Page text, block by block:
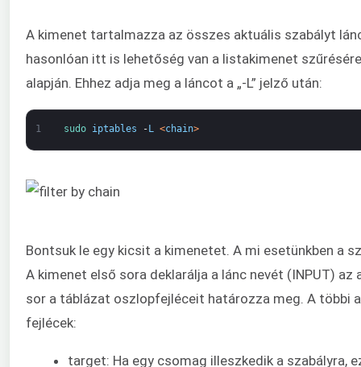
A kimenet tartalmazza az összes aktuális szabályt
hasonlóan itt is lehetőség van a listakimenet
alapján. Ehhez adja meg a láncot a „-L” jelző után:
1 sudo iptables - L <chain>
Bontsuk le egy kicsit a kimenetet. A mi esetünkben a
A kimenet első sora deklarálja a lánc nevét (INPUT)
sor a táblázat oszlopfejléceit határozza meg. A többi
fejlécek:
target: Ha egy csomag illeszkedik a szabályra,